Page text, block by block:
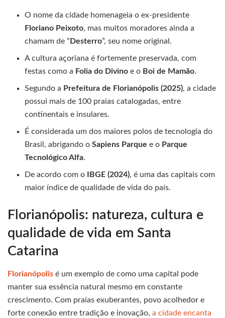
O nome da cidade homenageia o ex-presidente
Floriano Peixoto, mas muitos moradores ainda a
chamam de “ Desterro”, seu nome original.
A cultura açoriana é fortemente preservada, com
festas como a Folia do Divino e o Boi de Mamão.
Segundo a Prefeitura de Florianópolis (2025), a cidade
possui mais de 100 praias catalogadas, entre
continentais e insulares.
É considerada um dos maiores polos de tecnologia do
Brasil, abrigando oSapiens Parque e o Parque
Tecnológico Alfa.
De acordo com o IBGE (2024), é uma das capitais com
maior índice de qualidade de vida do país.
Florianópolis: natureza, cultura e
qualidade de vida em Santa
Catarina
Florianópolis é um exemplo de como uma capital pode
manter sua essência natural mesmo em constante
crescimento. Com praias exuberantes, povo acolhedor e
forte conexão entre tradição e inovação, a cidade encanta